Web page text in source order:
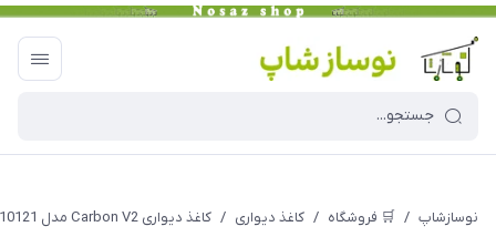
نوسازشاپ / 🛒 فروشگاه / کاغذ دیواری / کاغذ دیواری Carbon V2 مدل 10121